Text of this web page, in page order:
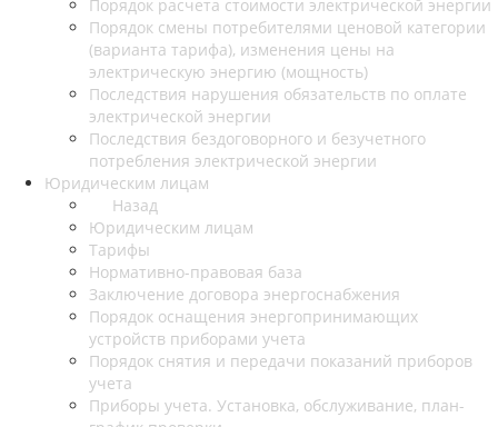
Порядок расчета стоимости электрической энергии
Порядок смены потребителями ценовой категории
(варианта тарифа), изменения цены на
электрическую энергию (мощность)
Последствия нарушения обязательств по оплате
электрической энергии
Последствия бездоговорного и безучетного
потребления электрической энергии
Юридическим лицам
Назад
Юридическим лицам
Тарифы
Нормативно-правовая база
Заключение договора энергоснабжения
Порядок оснащения энергопринимающих
устройств приборами учета
Порядок снятия и передачи показаний приборов
учета
Приборы учета. Установка, обслуживание, план-